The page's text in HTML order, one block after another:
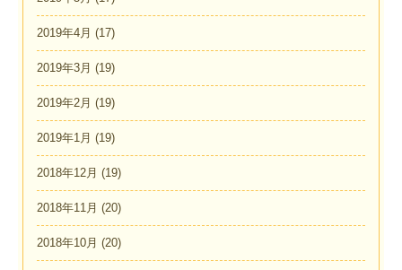
2019年4月 (17)
2019年3月 (19)
2019年2月 (19)
2019年1月 (19)
2018年12月 (19)
2018年11月 (20)
2018年10月 (20)